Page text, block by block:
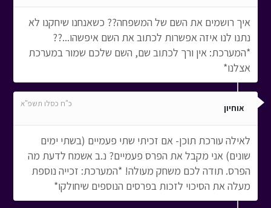
איך רושמים את השם של המשפחה?? כשאנחנו שיחקנו לא
נתנו לנו איזה אפשרות לכתוב את השם איפשהו...??
*המערכת: אין ורך לכתוב שם, השם שלכם שמור במערכת
אצלנו*
אוחיון כ"ח כסלו תשפ"א
לאילה עורכת תוכן- אם זכיתי שתי פעמיים (בשתי ימים
שונים) אני מקבל את הפרס פעמיים? נ.ב אשמח לדעת מה
הפרס. תודה לכם משחק מעולה! *המערכת: זכייה נוספת
מעלה את הסיכוי לזכות בפרסים הנוספים שיחולקו*